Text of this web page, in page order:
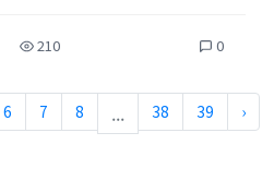
210 0
6 7 8 ... 38 39 ›